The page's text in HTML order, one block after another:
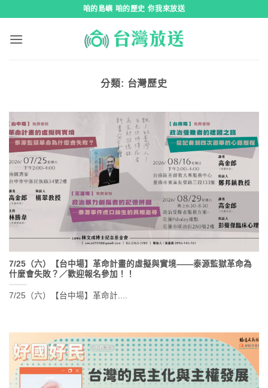
咱的島嶼 咱的歷史 你我來放送
分類: 台灣歷史
7/25（六）【台中場】革命計畫的虛擬與實境——泰源監獄革命為
什麼會失敗？／歡迎報名參加！！
7/25（六）【台中場】革命計....